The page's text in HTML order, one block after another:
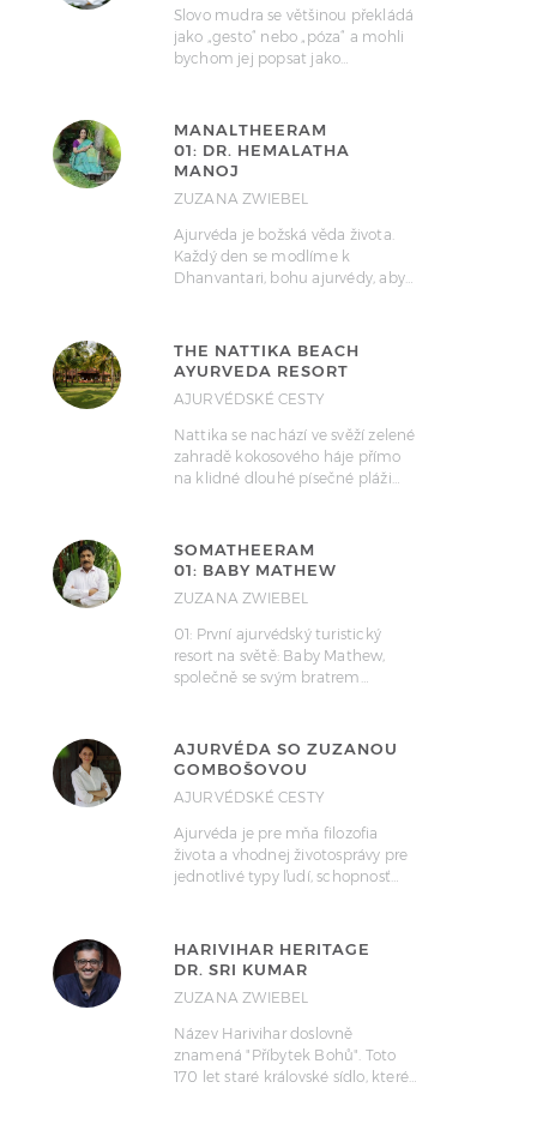
Slovo mudra se většinou překládá
jako „gesto“ nebo „póza“ a mohli
bychom jej popsat jako…
MANALTHEERAM
01: DR. HEMALATHA
MANOJ
ZUZANA ZWIEBEL
Ajurvéda je božská věda života.
Každý den se modlíme k
Dhanvantari, bohu ajurvédy, aby…
THE NATTIKA BEACH
AYURVEDA RESORT
AJURVÉDSKÉ CESTY
Nattika se nachází ve svěží zelené
zahradě kokosového háje přímo
na klidné dlouhé písečné pláži…
SOMATHEERAM
01: BABY MATHEW
ZUZANA ZWIEBEL
01: První ajurvédský turistický
resort na světě: Baby Mathew,
společně se svým bratrem…
AJURVÉDA SO ZUZANOU
GOMBOŠOVOU
AJURVÉDSKÉ CESTY
Ajurvéda je pre mňa filozofia
života a vhodnej životosprávy pre
jednotlivé typy ľudí, schopnosť…
HARIVIHAR HERITAGE
DR. SRI KUMAR
ZUZANA ZWIEBEL
Název Harivihar doslovně
znamená "Příbytek Bohů". Toto
170 let staré královské sídlo, které…